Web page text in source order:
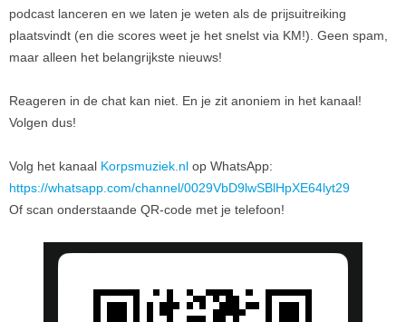
podcast lanceren en we laten je weten als de prijsuitreiking
plaatsvindt (en die scores weet je het snelst via KM!). Geen spam,
maar alleen het belangrijkste nieuws!
Reageren in de chat kan niet. En je zit anoniem in het kanaal!
Volgen dus!
Volg het kanaal Korpsmuziek.nl op WhatsApp:
https://whatsapp.com/channel/0029VbD9lwSBlHpXE64lyt29
Of scan onderstaande QR-code met je telefoon!